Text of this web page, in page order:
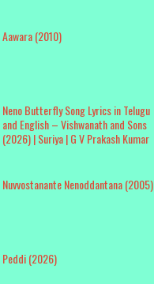
Aawara (2010)
Neno Butterfly Song Lyrics in Telugu
and English – Vishwanath and Sons
(2026) | Suriya | G V Prakash Kumar
Nuvvostanante Nenoddantana (2005)
Peddi (2026)